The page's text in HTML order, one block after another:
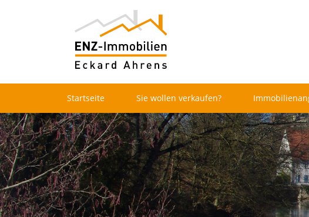
Startseite Sie wollen verkaufen?